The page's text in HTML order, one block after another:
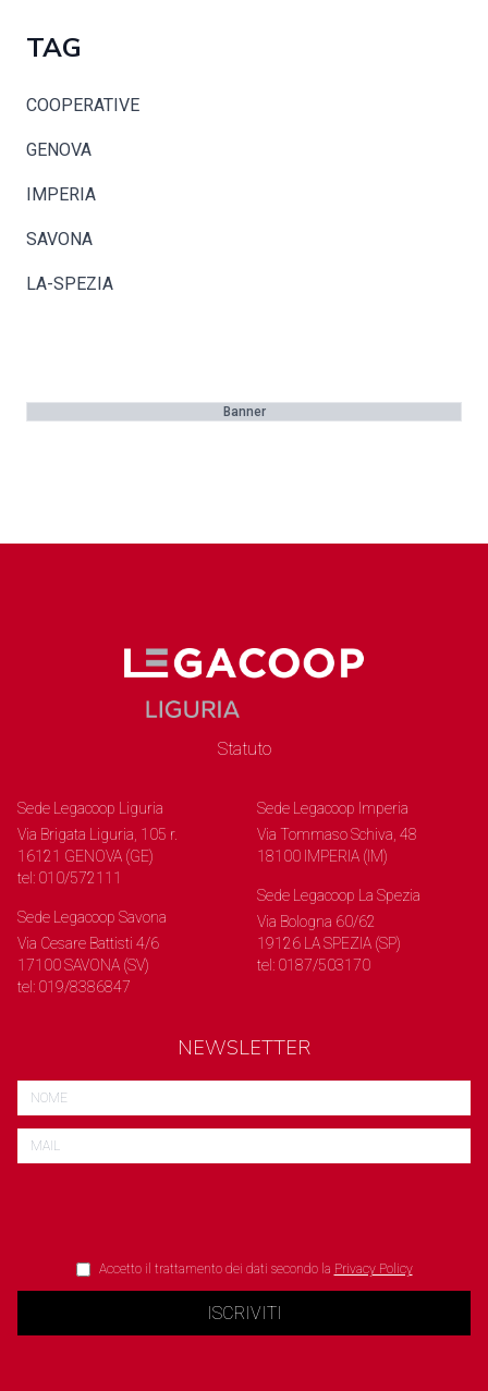
TAG
COOPERATIVE
GENOVA
IMPERIA
SAVONA
LA-SPEZIA
Banner
Statuto
Sede Legacoop Liguria
Via Brigata Liguria, 105 r.
16121 GENOVA (GE)
tel: 010/572111
Sede Legacoop Savona
Via Cesare Battisti 4/6
17100 SAVONA (SV)
tel: 019/8386847
Sede Legacoop Imperia
Via Tommaso Schiva, 48
18100 IMPERIA (IM)
Sede Legacoop La Spezia
Via Bologna 60/62
19126 LA SPEZIA (SP)
tel: 0187/503170
NEWSLETTER
Accetto il trattamento dei dati secondo la Privacy Policy
ISCRIVITI